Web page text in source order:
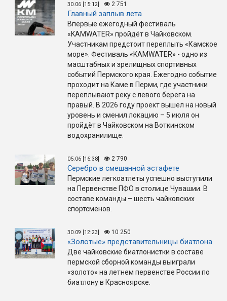
30.06 [15:12] 2 751
Главный заплыв лета
Впервые ежегодный фестиваль
«KAMWATER» пройдёт в Чайковском.
Участникам предстоит переплыть «Камское
море». Фестиваль «KAMWATER» - одно из
масштабных и зрелищных спортивных
событий Пермского края. Ежегодно событие
проходит на Каме в Перми, где участники
переплывают реку с левого берега на
правый. В 2026 году проект вышел на новый
уровень и сменил локацию – 5 июля он
пройдёт в Чайковском на Воткинском
водохранилище.
05.06 [16:38] 2 790
Серебро в смешанной эстафете
Пермские легкоатлеты успешно выступили
на Первенстве ПФО в столице Чувашии. В
составе команды – шесть чайковских
спортсменов.
30.09 [12:23] 10 250
«Золотые» представительницы биатлона
Две чайковские биатлонистки в составе
пермской сборной команды выиграли
«золото» на летнем первенстве России по
биатлону в Красноярске.